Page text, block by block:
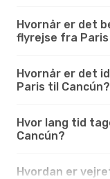
Hvornår er det
flyrejse fra
Hvornår er det
Paris til Cancún?
Hvor lang tid
Cancún?
Hvordan er